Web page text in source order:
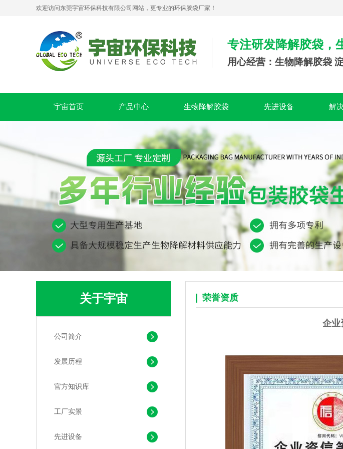
欢迎访问东莞宇宙环保科技有限公司网站，更专业的环保胶袋厂家！
专注研发降解胶袋，
用心经营：生物降解胶袋
宇宙首页 产品中心 生物降解胶袋 先进设备 解
关于宇宙
公司简介
发展历程
官方知识库
工厂实景
先进设备
PLA+PBAT全生物降解贴骨袋 密封包装袋 五金包装
可堆肥生物降解服装手挽袋 环保购物手提袋按需定制印刷
荣誉资质
企